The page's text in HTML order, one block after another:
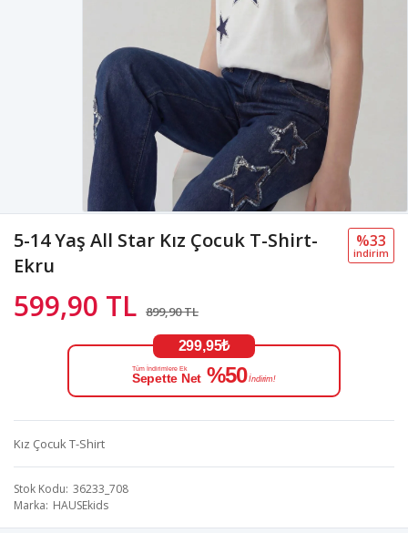
5-14 Yaş All Star Kız Çocuk T-Shirt-
Ekru
599,90 TL 899,90 TL
%33
i̇ndi̇ri̇m
299,95₺
Tüm İndirimlere Ek
Sepette Net %50 İndirim!
Kız Çocuk T-Shirt
Stok Kodu 36233_708
Marka HAUSEkids